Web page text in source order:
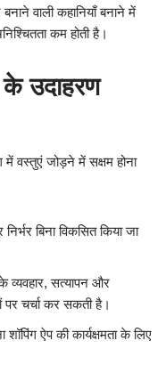
वाली कहानियाँ बनाने में
कम होती है।
उदाहरण
में वस्तुएं जोड़ने में सक्षम होना
बिना विकसित किया जा
व्यवहार, सत्यापन और
पर चर्चा कर सकती है।
ऐप की कार्यक्षमता के लिए